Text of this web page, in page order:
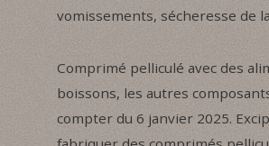
vomissements, sécheresse de
Comprimé pelliculé avec des
boissons, les autres
compter du 6 janvier 2025.